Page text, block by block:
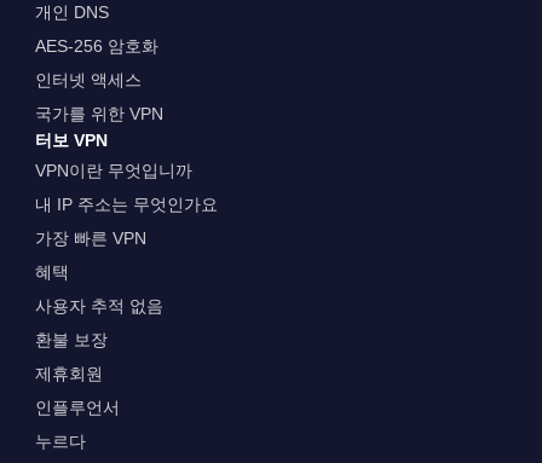
개인 DNS
AES-256 암호화
인터넷 액세스
국가를 위한 VPN
터보 VPN
VPN이란 무엇입니까
내 IP 주소는 무엇인가요
가장 빠른 VPN
혜택
사용자 추적 없음
환불 보장
제휴회원
인플루언서
누르다